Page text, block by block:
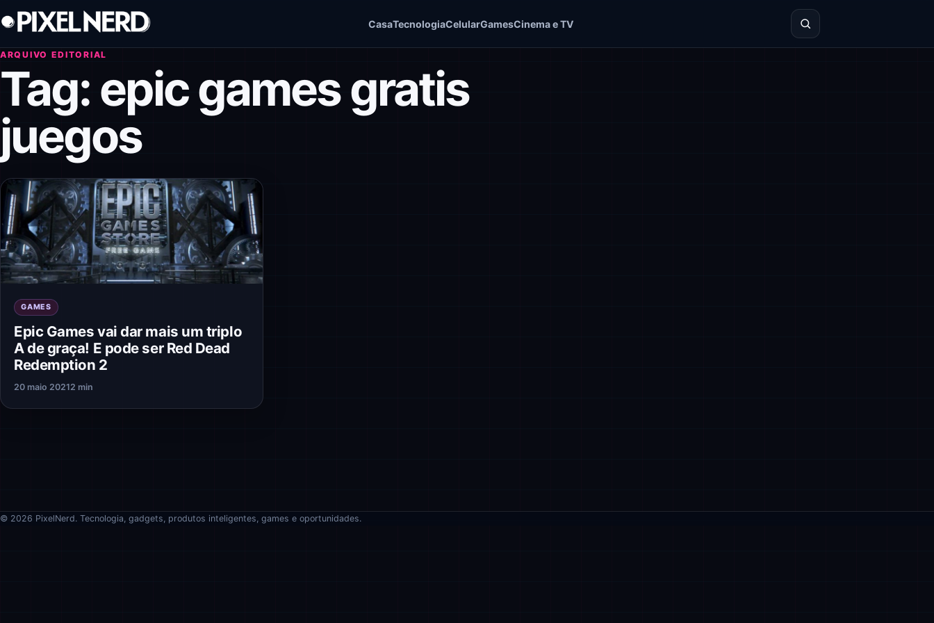
Pular para o conteúdo
CasaTecnologiaCelularGamesCinema e TV
ARQUIVO EDITORIAL
Tag:epic games gratis
juegos
GAMES
Epic Games vai dar mais um triplo
A de graça! E pode ser Red Dead
Redemption 2
20 maio 20212 min
© 2026 PixelNerd. Tecnologia, gadgets, produtos inteligentes, games e oportunidades.